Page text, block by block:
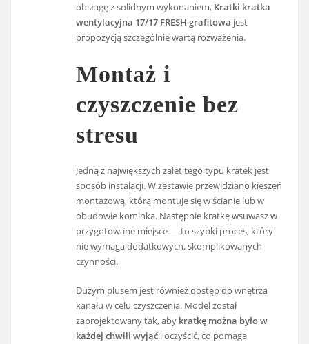
obsługę z solidnym wykonaniem, Kratki kratka
wentylacyjna 17/17 FRESH grafitowa jest
propozycją szczególnie wartą rozważenia.
Montaż i
czyszczenie bez
stresu
Jedną z największych zalet tego typu kratek jest
sposób instalacji. W zestawie przewidziano kieszeń
montażową, którą montuje się w ścianie lub w
obudowie kominka. Następnie kratkę wsuwasz w
przygotowane miejsce — to szybki proces, który
nie wymaga dodatkowych, skomplikowanych
czynności.
Dużym plusem jest również dostęp do wnętrza
kanału w celu czyszczenia. Model został
zaprojektowany tak, aby kratkę można było w
każdej chwili wyjąć i oczyścić, co pomaga